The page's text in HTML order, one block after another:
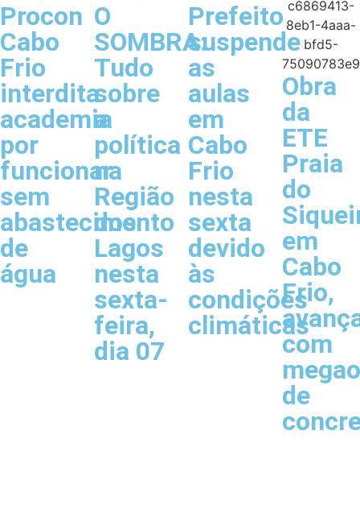
Procon
Cabo
Frio
interdita
academia
por
funcionar
sem
abastecimento
de
água
O
SOMBRA:
Tudo
sobre
a
política
na
Região
dos
Lagos
nesta
sexta-
feira,
dia 07
Prefeito
suspende
as
aulas
em
Cabo
Frio
nesta
sexta
devido
às
condições
climáticas
Obra
da
ETE
Praia
do
em
Cabo
Frio,
com
de